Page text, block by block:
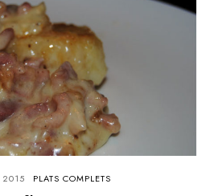
2015 PLATS COMPLETS